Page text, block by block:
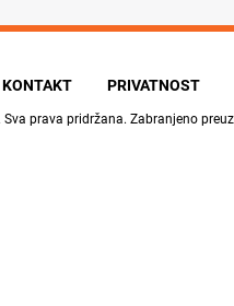
KONTAKT PRIVATNOST
. Sva prava pridržana. Zabranjeno